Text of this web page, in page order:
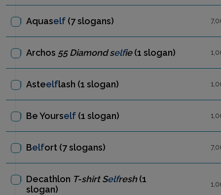
Aquaself (7 slogans)
Archos 55 Diamond selfie(1 slogan)
Asteelflash (1 slogan)
Be Yourself (1 slogan)
Belfort (7 slogans)
Decathlon T-shirt Selfresh(1
slogan)